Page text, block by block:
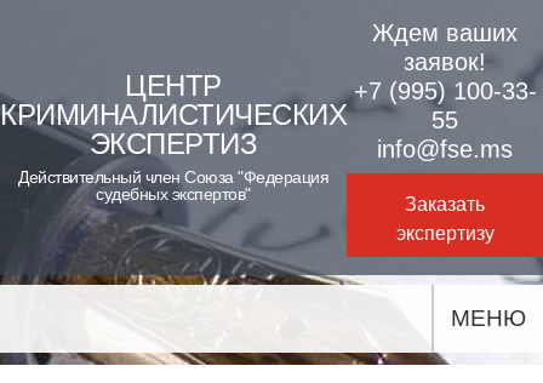
content
ЦЕНТР
КРИМИНАЛИСТИЧЕСКИХ
ЭКСПЕРТИЗ
Действительный член Союза "Федерация
судебных экспертов"
Ждем ваших
заявок!
+7 (995) 100-33-
55
info@fse.ms
Заказать
экспертизу
МЕНЮ